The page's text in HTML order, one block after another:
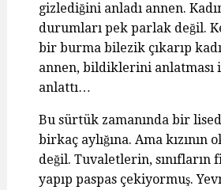
gizlediğini anladı annen.
durumları pek parlak değil.
bir burma bilezik çıkarıp
annen, bildiklerini anlatması
anlattı…
Bu sürtük zamanında bir
birkaç aylığına. Ama kızının
değil. Tuvaletlerin,
yapıp paspas çekiyormuş.